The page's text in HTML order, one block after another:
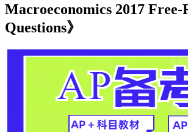
Macroeconomics 2017 Free-
Questions》